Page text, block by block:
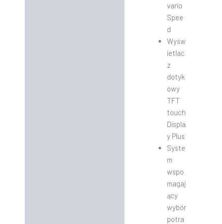
vario
Spee
d
Wyśw
ietlac
z
dotyk
owy
TFT
touch
Displa
y Plus
Syste
m
wspo
magaj
ący
wybór
potra